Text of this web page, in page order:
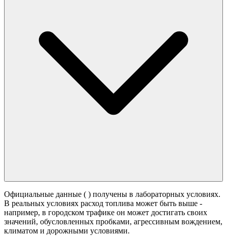
Официальные данные ( ) получены в лабораторных условиях.
В реальных условиях расход топлива может быть выше -
например, в городском трафике он может достигать своих
значений, обусловленных пробками, агрессивным вождением,
климатом и дорожными условиями.